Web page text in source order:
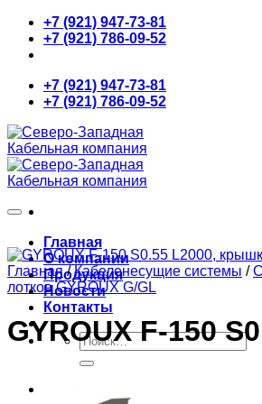
Skip
content
+7 (921) 947-73-81
+7 (921) 786-09-52
+7 (921) 947-73-81
+7 (921) 786-09-52
Главная
О компании
Продукция
Новости
Контакты
Искать:
Главная / Кабеленесущие системы /
лотков GYROUX G/GL
GYROUX F-150